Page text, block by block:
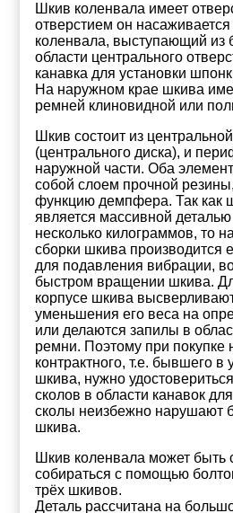
Шкив коленвала имеет
отверстием он
коленвала, выступающий из
области центрального
канавка для установки
На наружном крае шкива
ремней клиновидной или
Шкив состоит из
(центрального диска), и
наружной части. Оба
собой слоем прочной
функцию демпфера. Так как
является массивной
несколько килограммов, то
сборки шкива производится
для подавления вибрации,
быстром вращении шкива.
корпусе шкива
уменьшения его веса на
или делаются запилы в
ремни. Поэтому при покупке
контрактного, т.е. бывшего в
шкива, нужно
сколов в области канавок
сколы неизбежно нарушают
шкива.
Шкив коленвала может быть
собираться с помощью
трёх шкивов.
Деталь рассчитана на